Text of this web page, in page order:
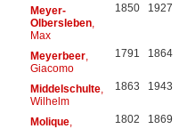
Meyer-
Olbersleben,
Max
1850 1927
Meyerbeer,
Giacomo
1791 1864
Middelschulte,
Wilhelm
1863 1943
Molique,
1802 1869